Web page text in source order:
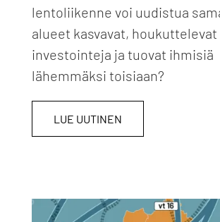
lentoliikenne voi uudistua
alueet kasvavat, houkuttelevat
investointeja ja tuovat ihmisiä
lähemmäksi toisiaan?
LUE UUTINEN